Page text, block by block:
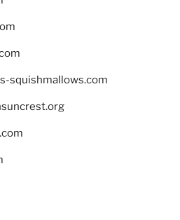
squishmallows.com